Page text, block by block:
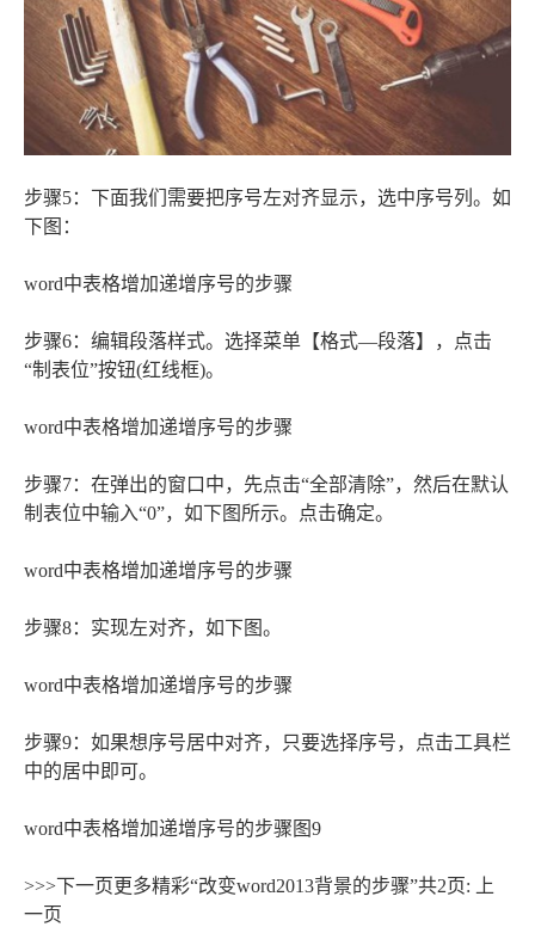
步骤5：下面我们需要把序号左对齐显示，选中序号列。如
下图：
word中表格增加递增序号的步骤
步骤6：编辑段落样式。选择菜单【格式—段落】，点击
“制表位”按钮(红线框)。
word中表格增加递增序号的步骤
步骤7：在弹出的窗口中，先点击“全部清除”，然后在默认
制表位中输入“0”，如下图所示。点击确定。
word中表格增加递增序号的步骤
步骤8：实现左对齐，如下图。
word中表格增加递增序号的步骤
步骤9：如果想序号居中对齐，只要选择序号，点击工具栏
中的居中即可。
word中表格增加递增序号的步骤图9
>>>下一页更多精彩“改变word2013背景的步骤”共2页: 上
一页